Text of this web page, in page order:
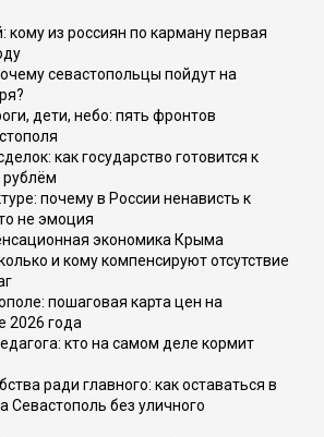
кому из россиян по карману первая
севастопольцы пойдут на
дети, небо: пять фронтов
как государство готовится к
почему в России ненависть к
не эмоция
экономика Крыма
и кому компенсируют отсутствие
пошаговая карта цен на
2026 года
кто на самом деле кормит
ради главного: как оставаться в
Севастополь без уличного